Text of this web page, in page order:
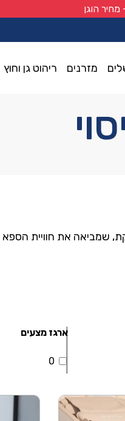
הוגן
מזרנים ריהוט גן וחוץ
שמביאה את חוויית הספא
ארגז מצעים
0